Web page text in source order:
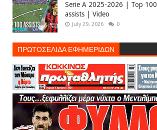
Serie A 2025-2026 | Top 100
assists | Video
July 29, 2026 0
ΠΡΩΤΟΣΕΛΙΔΑ ΕΦΗΜΕΡΙΔΩΝ